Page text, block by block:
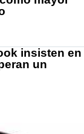
insisten en
un